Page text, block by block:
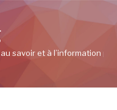
savoir et à l’information